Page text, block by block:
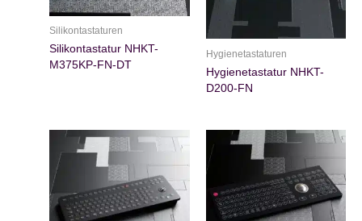
Silikontastaturen
Silikontastatur NHKT-
M375KP-FN-DT
Hygienetastaturen
Hygienetastatur NHKT-
D200-FN